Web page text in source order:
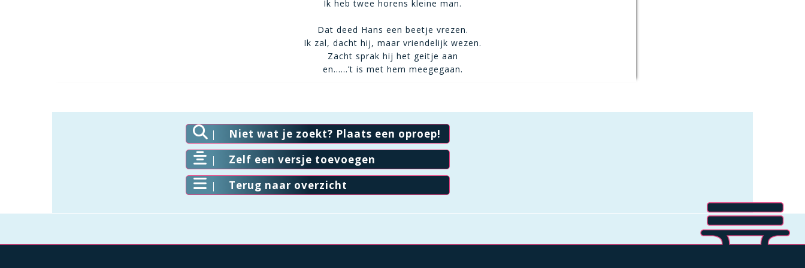
Ik heb twee horens kleine man.
Dat deed Hans een beetje vrezen.
Ik zal, dacht hij, maar vriendelijk wezen.
Zacht sprak hij het geitje aan
en……’t is met hem meegegaan.
Niet wat je zoekt? Plaats een oproep!
Zelf een versje toevoegen
Terug naar overzicht